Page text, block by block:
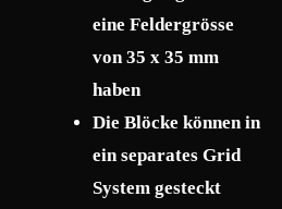
eine Feldergrösse
von 35 x 35 mm
haben
Die Blöcke können in
ein separates Grid
System gesteckt